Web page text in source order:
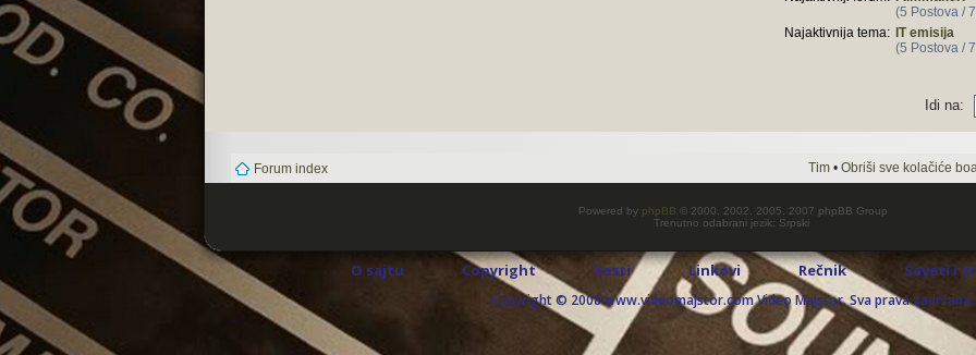
(5 Postova /
Najaktivnija tema: IT emisija
(5 Postova /
Idi na:
Forum index Tim • Obriši sve kolačiće
Powered by phpBB © 2000, 2002, 2005, 2007 phpBB Group
Trenutno odabrani jezik: Srpski
O sajtu Copyright Vesti Linkovi Rečnik Saveti i
Copyright © 2008 www.videomajstor.com Video Majstor. Sva prava zadržana.